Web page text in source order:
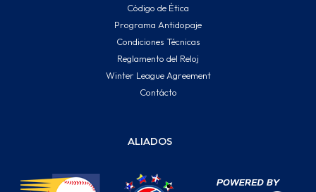
Código de Ética
Programa Antidopaje
Condiciones Técnicas
Reglamento del Reloj
Winter League Agreement
Contácto
ALIADOS